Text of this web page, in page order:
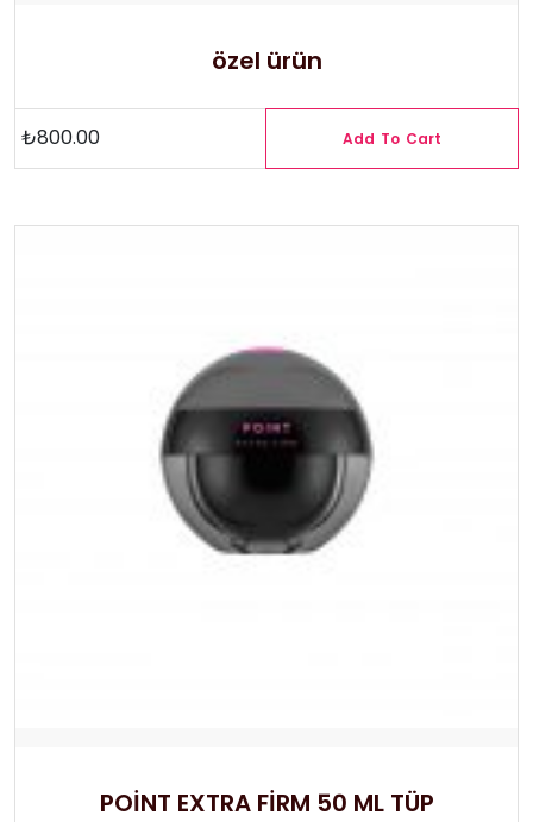
özel ürün
₺800.00 Add To Cart
POİNT EXTRA FİRM 50 ML TÜP